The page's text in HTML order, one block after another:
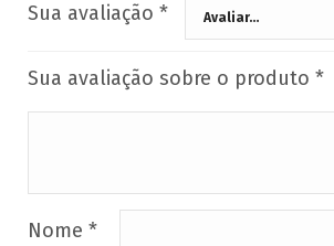
Sua avaliação *
Sua avaliação sobre o produto *
Nome *